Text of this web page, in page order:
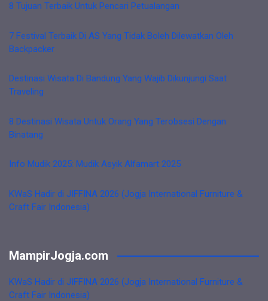
8 Tujuan Terbaik Untuk Pencari Petualangan
7 Festival Terbaik Di AS Yang Tidak Boleh Dilewatkan Oleh
Backpacker
Destinasi Wisata Di Bandung Yang Wajib Dikunjungi Saat
Traveling
8 Destinasi Wisata Untuk Orang Yang Terobsesi Dengan
Binatang
Info Mudik 2025: Mudik Asyik Alfamart 2025
KWaS Hadir di JIFFINA 2026 (Jogja International Furniture &
Craft Fair Indonesia)
MampirJogja.com
KWaS Hadir di JIFFINA 2026 (Jogja International Furniture &
Craft Fair Indonesia)